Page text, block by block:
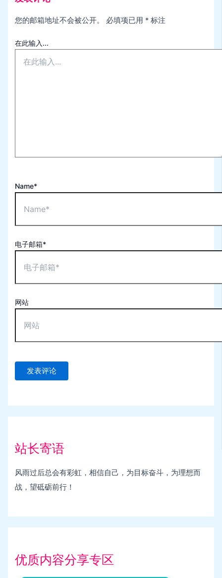
您的邮箱地址不会被公开。 必填项已用 * 标注
在此输入...
Name*
电子邮箱*
网站
站长寄语
风雨过后总会有彩虹，相信自己，为目标奋斗，为理想而
战，望砥砺前行！
优质内容分享专区